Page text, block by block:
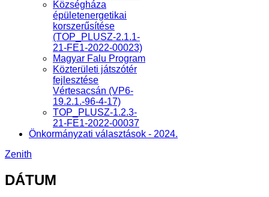
Községháza
épületenergetikai
korszerűsítése
(TOP_PLUSZ-2.1.1-
21-FE1-2022-00023)
Magyar Falu Program
Közterületi játszótér
fejlesztése
Vértesacsán (VP6-
19.2.1.-96-4-17)
TOP_PLUSZ-1.2.3-
21-FE1-2022-00037
Önkormányzati választások - 2024.
Zenith
DÁTUM